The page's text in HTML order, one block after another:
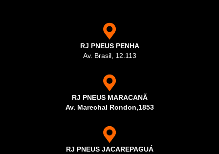
RJ PNEUS PENHA
Av. Brasil, 12.113
RJ PNEUS MARACANÃ
Av. Marechal Rondon,1853
RJ PNEUS JACAREPAGUÁ